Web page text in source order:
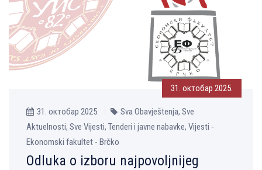
31. октобар 2025.
31. октобар 2025.
Sva Obavještenja, Sve
Aktuelnosti, Sve Vijesti, Tenderi i javne nabavke, Vijesti -
Ekonomski fakultet - Brčko
Odluka o izboru najpovolјnijeg